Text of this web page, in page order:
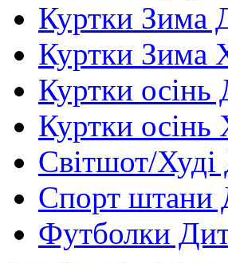
Куртки Зима
Куртки Зима
Куртки осінь
Куртки
Світшот/Худі
Спорт штани
Футболки